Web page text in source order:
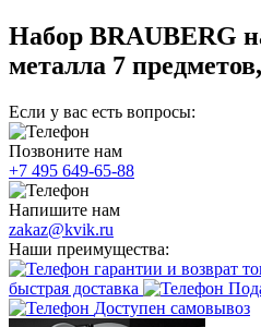
Набор BRAUBERG
металла 7
Если у вас есть вопросы:
Позвоните нам
+7 495 649-65-88
Напишите нам
zakaz@kvik.ru
Наши преимущества:
гарантии и возврат
быстрая доставка
Доступен самовывоз